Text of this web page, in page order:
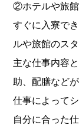
②ホテルや旅館
すぐに入寮で
ルや旅館のス
主な仕事内容
助、配膳など
仕事によって
自分に合った